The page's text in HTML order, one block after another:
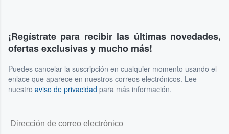
¡Regístrate para recibir las últimas novedades,
ofertas exclusivas y mucho más!
Puedes cancelar la suscripción en cualquier momento usando el
enlace que aparece en nuestros correos electrónicos. Lee
nuestro aviso de privacidad para más información.